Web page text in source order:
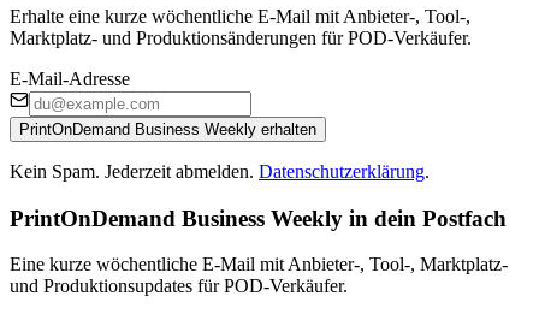
Erhalte eine kurze wöchentliche E-Mail mit Anbieter-, Tool-,
Marktplatz- und Produktionsänderungen für POD-Verkäufer.
E-Mail-Adresse
PrintOnDemand Business Weekly erhalten
Kein Spam. Jederzeit abmelden. Datenschutzerklärung.
PrintOnDemand Business Weekly in dein Postfach
Eine kurze wöchentliche E-Mail mit Anbieter-, Tool-, Marktplatz-
und Produktionsupdates für POD-Verkäufer.